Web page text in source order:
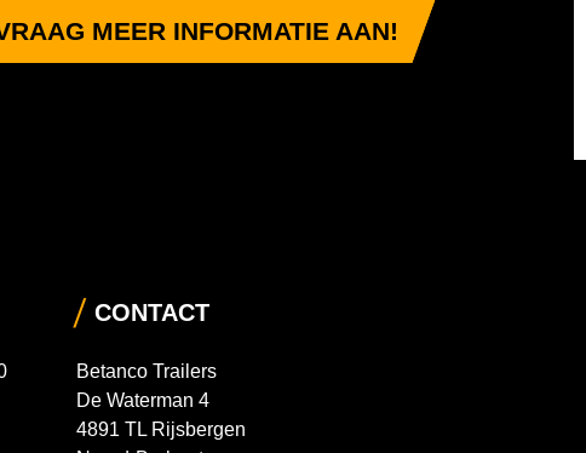
MEER INFORMATIE AAN!
CONTACT
Betanco Trailers
De Waterman 4
4891 TL Rijsbergen